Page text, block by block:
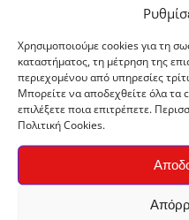
Χρησιμοποιούμε cookies για τη
καταστήματος, τη μέτρηση της
περιεχομένου από υπηρεσίες
Μπορείτε να αποδεχθείτε όλα τα
επιλέξετε ποια επιτρέπετε.
Πολιτική Cookies.
Τσάι Μήλο –
€